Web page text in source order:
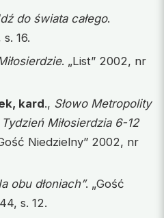
do świata całego.
16.
. „List” 2002, nr
kard., Słowo Metropolity
Miłosierdzia 6-12
Niedzielny” 2002, nr
obu dłoniach”. „Gość
s. 12.